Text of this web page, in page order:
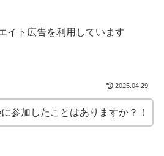
イト広告を利用しています
2025.04.29
に参加したことはありますか？！